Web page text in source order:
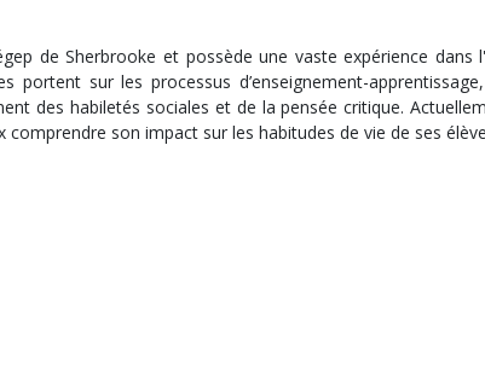
de Sherbrooke et possède une vaste expérience dans
sur les processus d’enseignement-
des habiletés sociales et de la pensée critique.
son impact sur les habitudes de vie de ses